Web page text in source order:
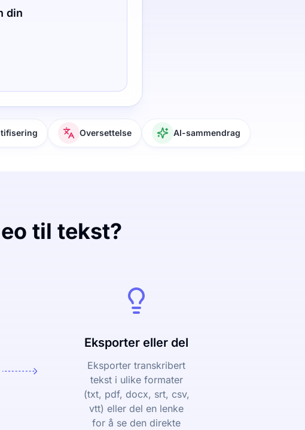
din
Oversettelse AI-sammendrag
til tekst?
Eksporter eller del
Eksporter transkribert
tekst i ulike formater
(txt, pdf, docx, srt, csv,
vtt) eller del en lenke
for å se den direkte